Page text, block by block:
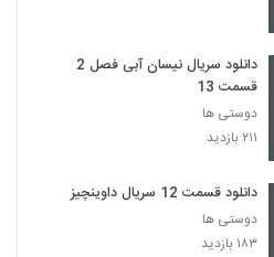
دانلود سریال نیسان آبی فصل 2
قسمت 13
دوستی ها
۲۱۱ بازدید
دانلود قسمت 12 سریال داوینچیز
دوستی ها
۱۸۳ بازدید